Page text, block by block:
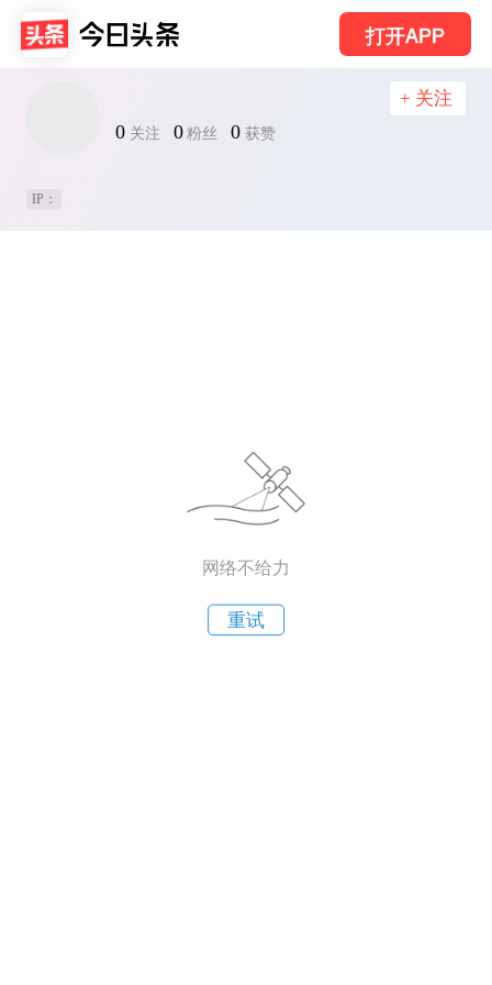
打开APP
0 关注 0 粉丝 0 获赞
+ 关注
IP：
网络不给力
重试